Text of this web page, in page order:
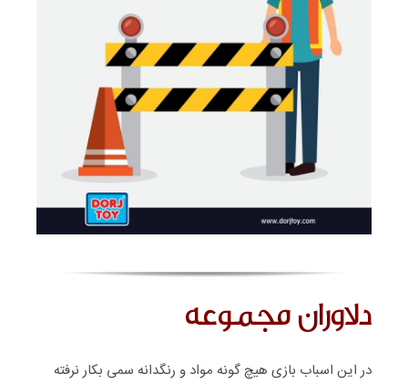
دلاوران مجموعه
در این اسباب بازی هیچ گونه مواد و رنگدانه سمی بکار نرفته